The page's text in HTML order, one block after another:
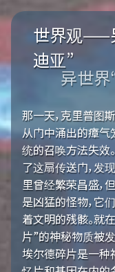
世界观——
迪亚”
异世界
那一天，克里普图
从门中涌出的瘴气
统的召唤方法失效
了这扇传送门，发
里曾经繁荣昌盛，
是凶猛的怪物，它
着文明的残骸。就
片”的神秘物质被
埃尔德碎片是一种